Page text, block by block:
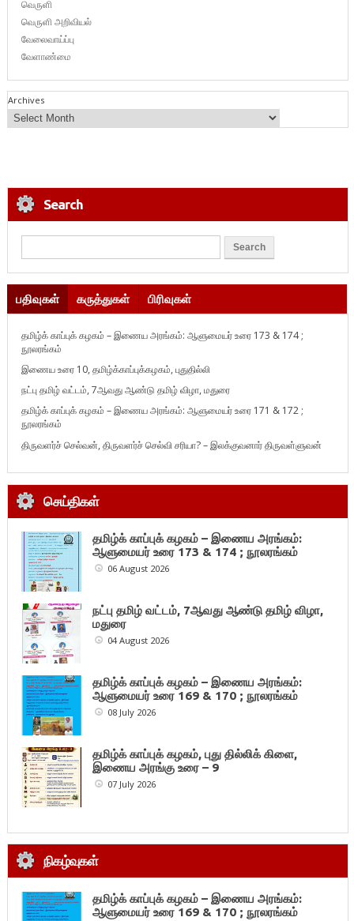
வெருளி
வெருளி அறிவியல்
வேலைவாய்ப்பு
வேளாண்மை
Archives
Search
பதிவுகள் கருத்துகள் பிரிவுகள்
தமிழ்க் காப்புக் கழகம் – இணைய அரங்கம்: ஆளுமையர் உரை 173 & 174 ;
நூலரங்கம்
இணைய உரை 10, தமிழ்க்காப்புக்கழகம், புதுதில்லி
நட்பு தமிழ் வட்டம், 7ஆவது ஆண்டு தமிழ் விழா, மதுரை
தமிழ்க் காப்புக் கழகம் – இணைய அரங்கம்: ஆளுமையர் உரை 171 & 172 ;
நூலரங்கம்
திருவளர்ச் செல்வன், திருவளர்ச் செல்வி சரியா? – இலக்குவனார் திருவள்ளுவன்
செய்திகள்
தமிழ்க் காப்புக் கழகம் – இணைய அரங்கம்:
ஆளுமையர் உரை 173 & 174 ; நூலரங்கம்
06 August 2026
நட்பு தமிழ் வட்டம், 7ஆவது ஆண்டு தமிழ் விழா,
மதுரை
04 August 2026
தமிழ்க் காப்புக் கழகம் – இணைய அரங்கம்:
ஆளுமையர் உரை 169 & 170 ; நூலரங்கம்
08 July 2026
தமிழ்க் காப்புக் கழகம், புது தில்லிக் கிளை,
இணைய அரங்கு உரை – 9
07 July 2026
நிகழ்வுகள்
தமிழ்க் காப்புக் கழகம் – இணைய அரங்கம்:
ஆளுமையர் உரை 169 & 170 ; நூலரங்கம்